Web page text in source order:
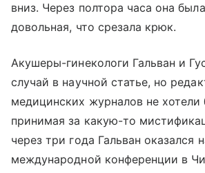
вниз. Через полтора часа она
довольная, что срезала крюк.
Акушеры-гинекологи Гальван и
случай в научной статье, но
медицинских журналов не хотели
принимая за какую-то
через три года Гальван оказался
международной конференции в